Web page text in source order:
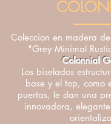
Coleccion en madera
"Grey Minimal
Colonnial
Los biselados
base y el top, como
puertas, le dan una
innovadora,